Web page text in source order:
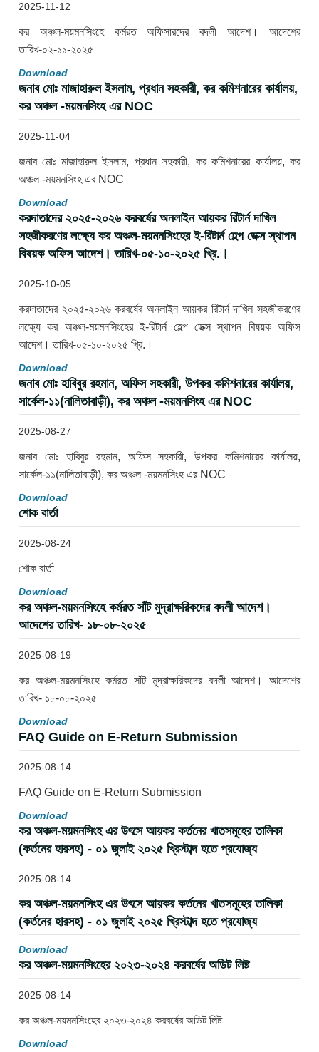
2025-11-12
কর অঞ্চল-ময়মনসিংহে কর্মরত অফিসারদের বদলী আদেশ। আদেশের
তারিখ-০২-১১-২০২৫
Download
জনাব মোঃ মাজাহারুল ইসলাম, প্রধান সহকারী, কর কমিশনারের কার্যালয়,
কর অঞ্চল -ময়মনসিংহ এর NOC
2025-11-04
জনাব মোঃ মাজাহারুল ইসলাম, প্রধান সহকারী, কর কমিশনারের কার্যালয়, কর
অঞ্চল -ময়মনসিংহ এর NOC
Download
করদাতাদের ২০২৫-২০২৬ করবর্ষের অনলাইন আয়কর রিটার্ন দাখিল
সহজীকরণের লক্ষ্যে কর অঞ্চল-ময়মনসিংহের ই-রিটার্ন হেল্প ডেক্স স্থাপন
বিষয়ক অফিস আদেশ। তারিখ-০৫-১০-২০২৫ খ্রি.।
2025-10-05
করদাতাদের ২০২৫-২০২৬ করবর্ষের অনলাইন আয়কর রিটার্ন দাখিল সহজীকরণের
লক্ষ্যে কর অঞ্চল-ময়মনসিংহের ই-রিটার্ন হেল্প ডেক্স স্থাপন বিষয়ক অফিস
আদেশ। তারিখ-০৫-১০-২০২৫ খ্রি.।
Download
জনাব মোঃ হাবিবুর রহমান, অফিস সহকারী, উপকর কমিশনারের কার্যালয়,
সার্কেল-১১(নালিতাবাড়ী), কর অঞ্চল -ময়মনসিংহ এর NOC
2025-08-27
জনাব মোঃ হাবিবুর রহমান, অফিস সহকারী, উপকর কমিশনারের কার্যালয়,
সার্কেল-১১(নালিতাবাড়ী), কর অঞ্চল -ময়মনসিংহ এর NOC
Download
শোক বার্তা
2025-08-24
শোক বার্তা
Download
কর অঞ্চল-ময়মনসিংহে কর্মরত সাঁট মুদ্রাক্ষরিকদের বদলী আদেশ।
আদেশের তারিখ- ১৮-০৮-২০২৫
2025-08-19
কর অঞ্চল-ময়মনসিংহে কর্মরত সাঁট মুদ্রাক্ষরিকদের বদলী আদেশ। আদেশের
তারিখ- ১৮-০৮-২০২৫
Download
FAQ Guide on E-Return Submission
2025-08-14
FAQ Guide on E-Return Submission
Download
কর অঞ্চল-ময়মনসিংহ এর উৎসে আয়কর কর্তনের খাতসমূহের তালিকা
(কর্তনের হারসহ) - ০১ জুলাই ২০২৫ খ্রিস্টাব্দ হতে প্রযোজ্য
2025-08-14
কর অঞ্চল-ময়মনসিংহ এর উৎসে আয়কর কর্তনের খাতসমূহের তালিকা
(কর্তনের হারসহ) - ০১ জুলাই ২০২৫ খ্রিস্টাব্দ হতে প্রযোজ্য
Download
কর অঞ্চল-ময়মনসিংহের ২০২৩-২০২৪ করবর্ষের অডিট লিষ্ট
2025-08-14
কর অঞ্চল-ময়মনসিংহের ২০২৩-২০২৪ করবর্ষের অডিট লিষ্ট
Download